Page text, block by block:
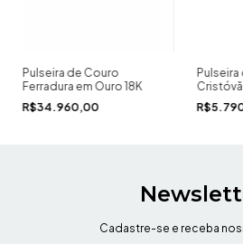
Pulseira de Couro
Ferradura em Ouro 18K
R$34.960,00
Cadastre-se e receba